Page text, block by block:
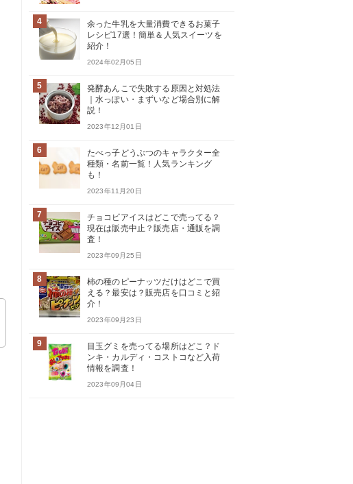
4
余った牛乳を大量消費できるお菓子
レシピ17選！簡単＆人気スイーツを
紹介！
2024年02月05日
5
発酵あんこで失敗する原因と対処法
｜水っぽい・まずいなど場合別に解
説！
2023年12月01日
6
たべっ子どうぶつのキャラクター全
種類・名前一覧！人気ランキング
も！
2023年11月20日
7
チョコビアイスはどこで売ってる？
現在は販売中止？販売店・通販を調
査！
2023年09月25日
8
柿の種のピーナッツだけはどこで買
える？最安は？販売店を口コミと紹
介！
2023年09月23日
9
目玉グミを売ってる場所はどこ？ド
ンキ・カルディ・コストコなど入荷
情報を調査！
2023年09月04日